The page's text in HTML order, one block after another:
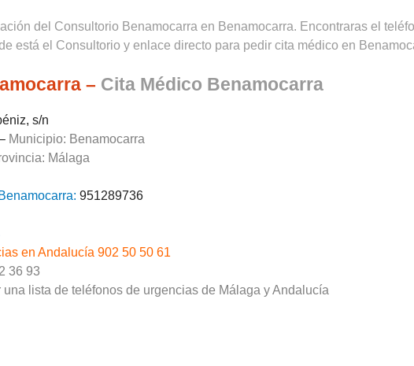
del Consultorio Benamocarra en Benamocarra. Encontraras el
está el Consultorio y enlace directo para pedir cita médico en
– Cita Médico Benamocarra
s/n
Municipio: Benamocarra
Málaga
951289736
en Andalucía 902 50 50 61
36 93
lista de teléfonos de urgencias de Málaga y Andalucía